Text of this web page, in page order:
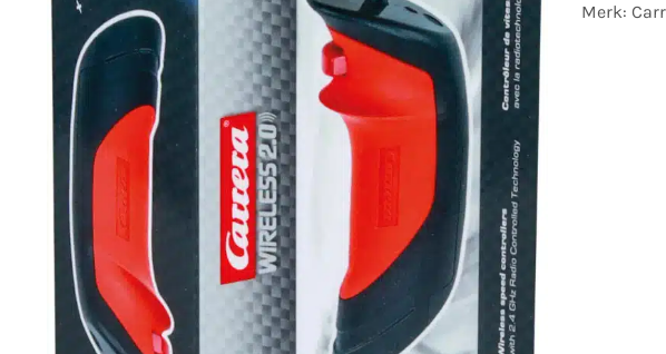
124
Merk: